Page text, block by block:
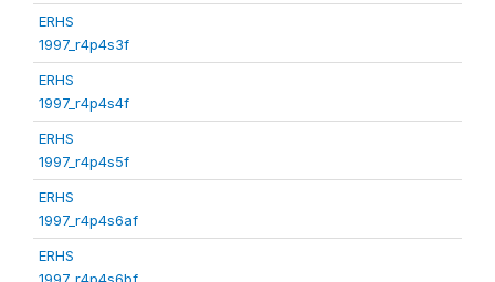
ERHS
1997_r4p4s3f
ERHS
1997_r4p4s4f
ERHS
1997_r4p4s5f
ERHS
1997_r4p4s6af
ERHS
1997_r4p4s6bf